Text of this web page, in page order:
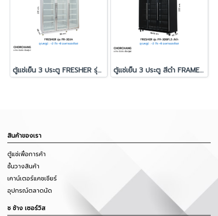
ตู้แช่เย็น 3 ประตู FRESHER รุ่น FR-3DJA ตู้แช่เย็น 3 ประตู สีดำ FRAMELESS รุ่น FR-3DBFL5
สินค้าของเรา
ตู้แช่เพื่อการค้า
ชั้นวางสินค้า
เคาน์เตอร์แคชเชียร์
อุปกรณ์ตลาดนัด
ช ช้าง เซอร์วิส